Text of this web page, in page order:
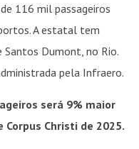
116 mil passageiros
A estatal tem
Dumont, no Rio.
pela Infraero.
será 9% maior
Christi de 2025.